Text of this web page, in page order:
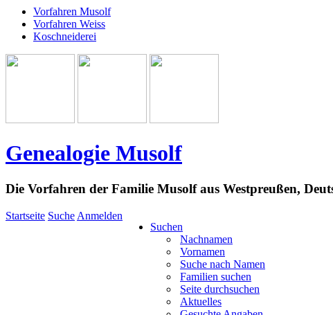
Vorfahren Musolf
Vorfahren Weiss
Koschneiderei
Genealogie Musolf
Die Vorfahren der Familie Musolf aus Westpreußen,
Startseite Suche Anmelden
Suchen
Nachnamen
Vornamen
Suche nach Namen
Familien suchen
Seite durchsuchen
Aktuelles